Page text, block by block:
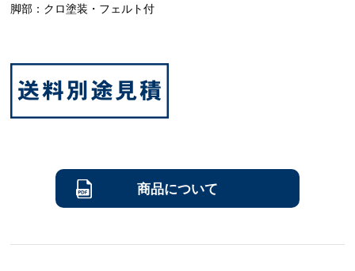
脚部：クロ塗装・フェルト付
商品について